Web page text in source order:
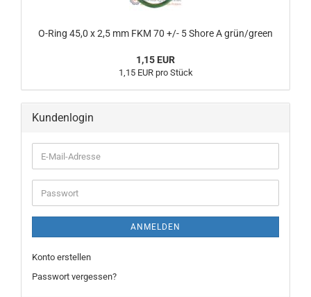
O-Ring 45,0 x 2,5 mm FKM 70 +/- 5 Shore A grün/green
1,15 EUR
1,15 EUR pro Stück
Kundenlogin
E-
Mail-
Adresse
Passwort
ANMELDEN
Konto erstellen
Passwort vergessen?